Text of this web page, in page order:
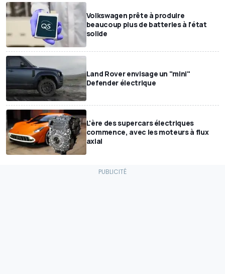
Volkswagen prête à produire
beaucoup plus de batteries à l'état
solide
Land Rover envisage un "mini"
Defender électrique
L'ère des supercars électriques
commence, avec les moteurs à flux
axial